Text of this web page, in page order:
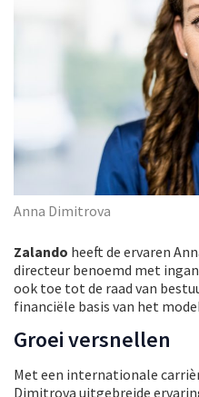
Anna Dimitrova
Zalando heeft de ervaren
directeur benoemd met
ook toe tot de raad van
financiële basis van het
Groei versnellen
Met een internationale
Dimitrova uitgebreide